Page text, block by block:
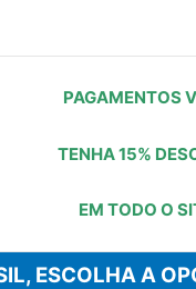
PAGAMENTOS
TENHA 15%
EM TODO O
ESCOLHA A